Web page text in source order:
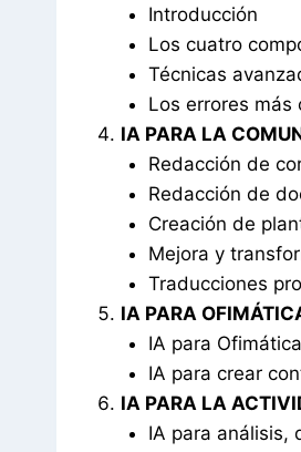
Introducción
Los cuatro
Técnicas
Los errores más
IA PARA LA
Redacción de
Redacción de
Creación de
Mejora y
Traducciones
IA PARA
IA para Ofimática
IA para crear
IA PARA LA
IA para análisis,